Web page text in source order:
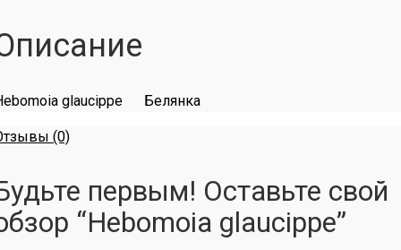
glaucippe Белянка
(0)
первым! Оставьте свой
“Hebomoia glaucippe”